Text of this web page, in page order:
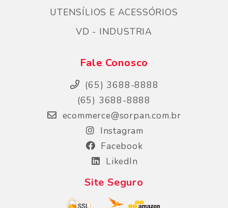
UTENSÍLIOS E ACESSÓRIOS
VD - INDUSTRIA
Fale Conosco
(65) 3688-8888
(65) 3688-8888
ecommerce@sorpan.com.br
Instagram
Facebook
LikedIn
Site Seguro